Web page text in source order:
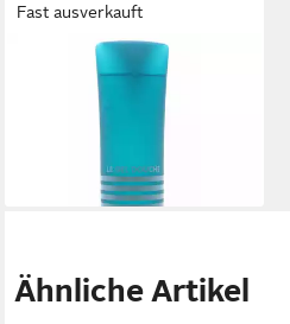
Fast ausverkauft
JEAN PAUL GAULTIER
Duschgel Jean Paul Gaultier
Le Male Shower Gel
lieferbar in 2 Wochen
Ähnliche Artikel